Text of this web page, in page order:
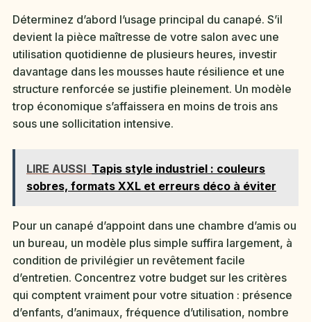
Déterminez d’abord l’usage principal du canapé. S’il
devient la pièce maîtresse de votre salon avec une
utilisation quotidienne de plusieurs heures, investir
davantage dans les mousses haute résilience et une
structure renforcée se justifie pleinement. Un modèle
trop économique s’affaissera en moins de trois ans
sous une sollicitation intensive.
LIRE AUSSI Tapis style industriel : couleurs
sobres, formats XXL et erreurs déco à éviter
Pour un canapé d’appoint dans une chambre d’amis ou
un bureau, un modèle plus simple suffira largement, à
condition de privilégier un revêtement facile
d’entretien. Concentrez votre budget sur les critères
qui comptent vraiment pour votre situation : présence
d’enfants, d’animaux, fréquence d’utilisation, nombre